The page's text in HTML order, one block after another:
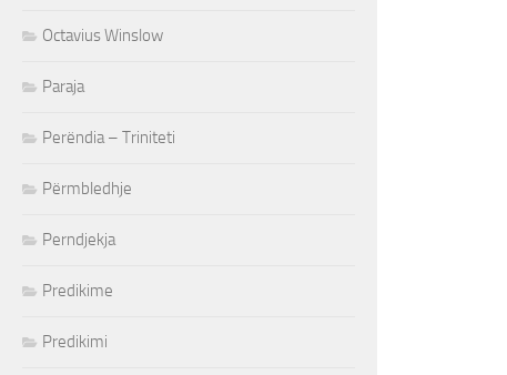
Octavius Winslow
Paraja
Perëndia – Triniteti
Përmbledhje
Perndjekja
Predikime
Predikimi